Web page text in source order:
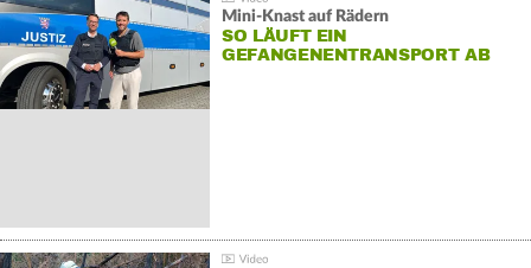
Mini-Knast auf Rädern
SO LÄUFT EIN
GEFANGENENTRANSPORT AB